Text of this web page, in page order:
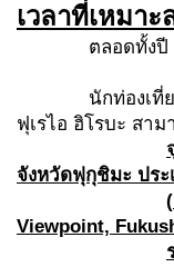
เวลาที่เหมา
ตลอดทั้งปี
นักท่องเที่
ฟุเรไอ ฮิโรบะ สาม
จังหวัดฟุกุชิมะ ประ
(
Viewpoint,